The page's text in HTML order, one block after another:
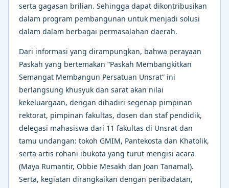
serta gagasan brilian. Sehingga dapat dikontribusikan
dalam program pembangunan untuk menjadi solusi
dalam dalam berbagai permasalahan daerah.
Dari informasi yang dirampungkan, bahwa perayaan
Paskah yang bertemakan “Paskah Membangkitkan
Semangat Membangun Persatuan Unsrat” ini
berlangsung khusyuk dan sarat akan nilai
kekeluargaan, dengan dihadiri segenap pimpinan
rektorat, pimpinan fakultas, dosen dan staf pendidik,
delegasi mahasiswa dari 11 fakultas di Unsrat dan
tamu undangan: tokoh GMIM, Pantekosta dan Khatolik,
serta artis rohani ibukota yang turut mengisi acara
(Maya Rumantir, Obbie Mesakh dan Joan Tanamal).
Serta, kegiatan dirangkaikan dengan peribadatan,